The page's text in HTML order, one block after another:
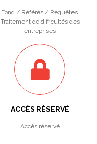
Fond / Référés / Requêtes.
Traitement de difficultés des
entreprises
ACCÈS RÉSERVÉ
Accès réservé